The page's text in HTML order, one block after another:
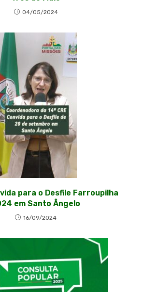
04/05/2024
para o Desfile Farroupilha
em Santo Ângelo
16/09/2024